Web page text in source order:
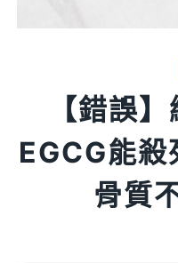
【錯誤
EGCG能殺
骨質